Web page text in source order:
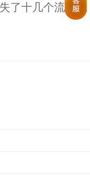
了十几个流量币